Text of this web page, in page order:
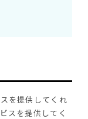
を提供してくれ
スを提供してく